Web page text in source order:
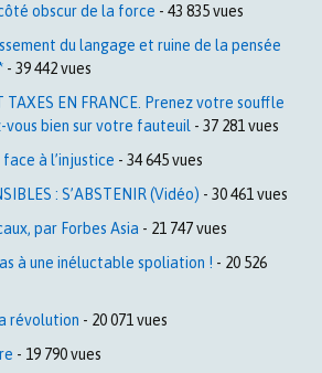
obscur de la force - 43 835 vues
du langage et ruine de la pensée
- 39 442 vues
TAXES EN FRANCE. Prenez votre souffle
bien sur votre fauteuil - 37 281 vues
face à l’injustice - 34 645 vues
: S’ABSTENIR (Vidéo) - 30 461 vues
par Forbes Asia - 21 747 vues
à une inéluctable spoliation ! - 20 526
révolution - 20 071 vues
- 19 790 vues